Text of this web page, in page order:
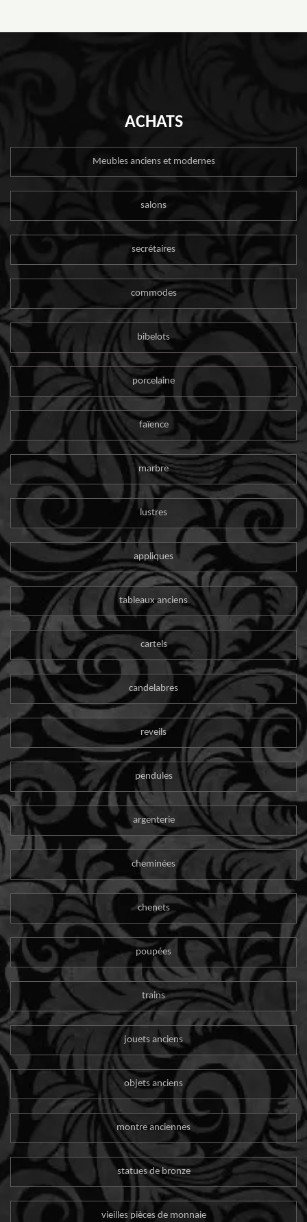
ACHATS
Meubles anciens et modernes
salons
secrétaires
commodes
bibelots
porcelaine
faïence
marbre
lustres
appliques
tableaux anciens
cartels
candelabres
reveils
pendules
argenterie
cheminées
chenets
poupées
trains
jouets anciens
objets anciens
montre anciennes
statues de bronze
vieilles pièces de monnaie